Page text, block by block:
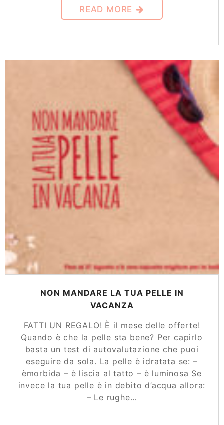
READ MORE
NON MANDARE LA TUA PELLE IN
VACANZA
FATTI UN REGALO! È il mese delle offerte!
Quando è che la pelle sta bene? Per capirlo
basta un test di autovalutazione che puoi
eseguire da sola. La pelle è idratata se: –
èmorbida – è liscia al tatto – è luminosa Se
invece la tua pelle è in debito d’acqua allora:
– Le rughe…